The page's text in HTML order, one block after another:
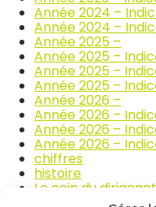
a
r
p
a
r
t
i
o
u
i
x
d
e
s
p
r
o
d
u
i
s
Année 2024 –
Année 2024 –
Année 2025 –
Année 2025 –
Année 2025 –
Année 2025 –
Année 2026 –
Année 2026 –
Année 2026 –
Année 2026 –
chiffres
histoire
Le coin du dirigeant